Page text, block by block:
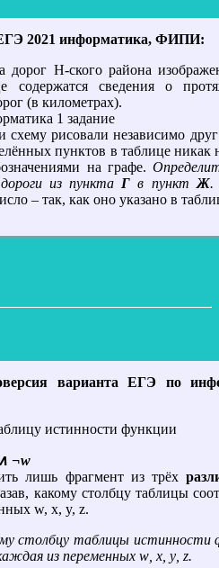
2021 информатика, ФИПИ:
дорог Н-ского района
содержатся сведения о
(в километрах).
схему рисовали независимо
пунктов в таблице никак
на графе.
из пункта Г в пункт Ж.
– так, как оно указано в
варианта ЕГЭ по
истинности функции
¬w
лишь фрагмент из трёх
какому столбцу таблицы
w, x, y, z.
столбцу таблицы истинности
из переменных w x y z.